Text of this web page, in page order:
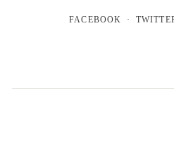
FACEBOOK